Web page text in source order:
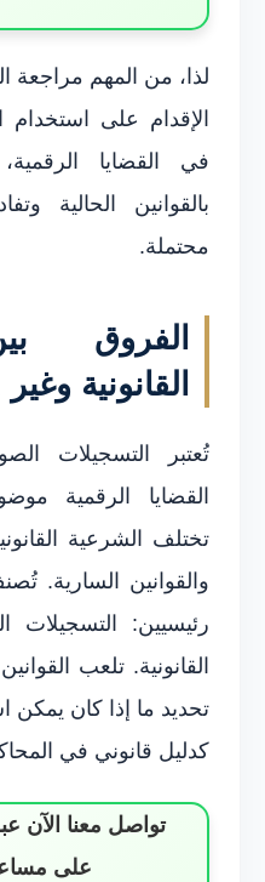
لذا، من المهم مراجعة
الإقدام على استخدام
في القضايا
بالقوانين الحالية
محتملة.
الفروق
القانونية وغير
تُعتبر التسجيلات
القضايا الرقمية
تختلف الشرعية
والقوانين السارية.
رئيسيين: التسجيلات
القانونية. تلعب
تحديد ما إذا كان يمكن
كدليل قانوني في
تواصل معنا الآن
على